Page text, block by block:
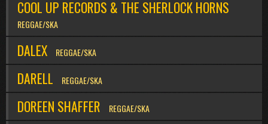
COOL UP RECORDS & THE SHERLOCK HORNS
REGGAE/SKA
DALEX REGGAE/SKA
DARELL REGGAE/SKA
DOREEN SHAFFER REGGAE/SKA